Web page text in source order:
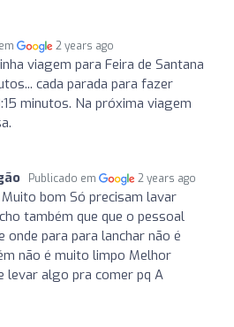
2 years ago
viagem para Feira de Santana
cada parada para fazer
minutos. Na próxima viagem
Publicado em 2 years ago
Muito bom Só precisam lavar
também que que o pessoal
onde para para lanchar não é
não é muito limpo Melhor
levar algo pra comer pq A